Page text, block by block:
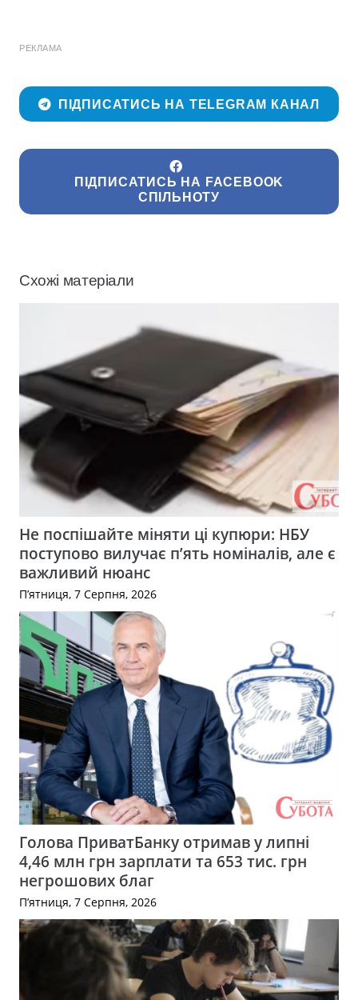
РЕКЛАМА
ПІДПИСАТИСЬ НА TELEGRAM КАНАЛ
ПІДПИСАТИСЬ НА FACEBOOK
СПІЛЬНОТУ
Схожі матеріали
Не поспішайте міняти ці купюри: НБУ
поступово вилучає п’ять номіналів, але є
важливий нюанс
П’ятниця, 7 Серпня, 2026
Голова ПриватБанку отримав у липні
4,46 млн грн зарплати та 653 тис. грн
негрошових благ
П’ятниця, 7 Серпня, 2026